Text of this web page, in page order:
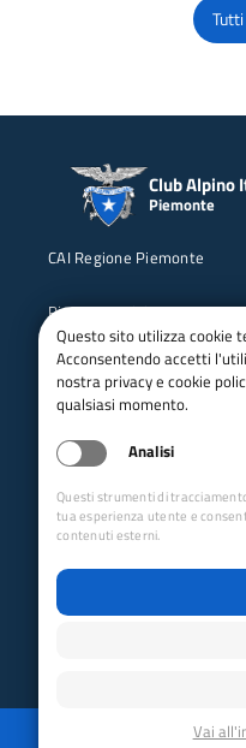
Club Alpino
Piemonte
CAI Regione Piemonte
Piazza Bernini 12
Tel: 011 5119480
Club
Mappa
Questo sito utilizza cookie
Acconsentendo accetti
nostra privacy e cookie
qualsiasi momento.
Analisi
Questi strumenti di
tua esperienza utente e
contenuti esterni.